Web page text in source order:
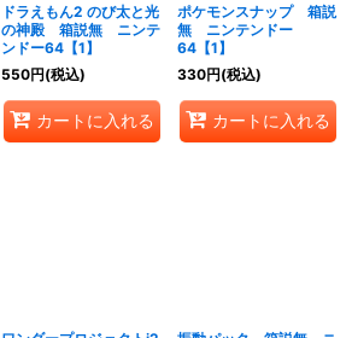
ドラえもん2 のび太と光
の神殿 箱説無 ニンテ
ンドー64【1】
550円(税込)
カートに入れる
ポケモンスナップ 箱説
無 ニンテンドー
64【1】
330円(税込)
カートに入れる